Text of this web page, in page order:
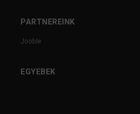
PARTNEREINK
Jooble
EGYEBEK